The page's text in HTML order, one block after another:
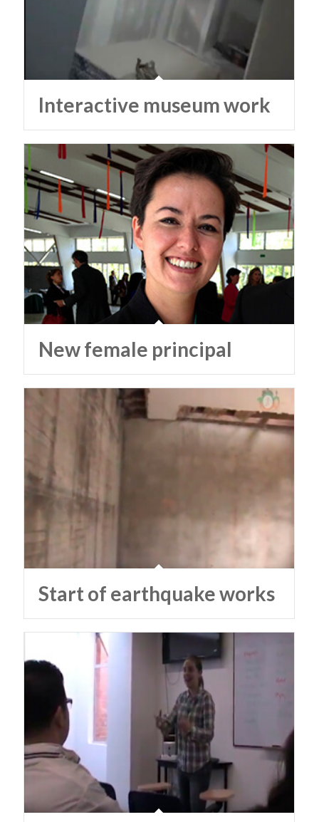
Interactive museum work
New female principal
Start of earthquake works